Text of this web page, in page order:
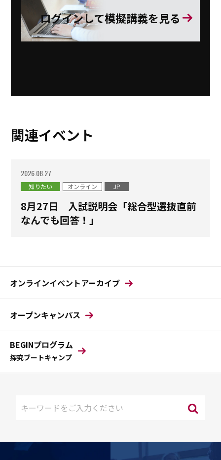
ログインして模擬講義を見る
関連イベント
2026.08.27
知りたい オンライン JP
8月27日 入試説明会「総合型選抜直前
なんでも回答！」
オンラインイベントアーカイブ
オープンキャンパス
BEGINプログラム
探究ブートキャンプ